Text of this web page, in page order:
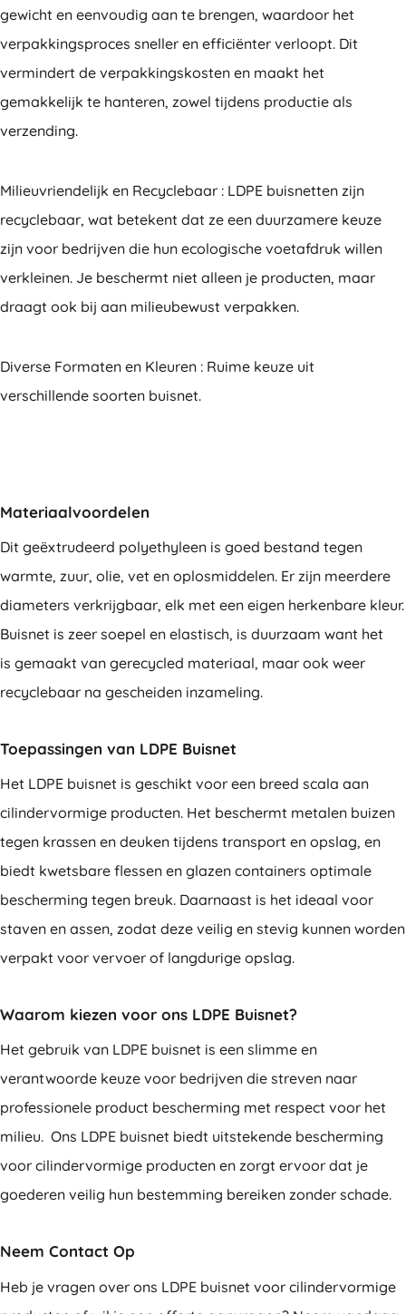
gewicht en eenvoudig aan te brengen, waardoor het
verpakkingsproces sneller en efficiënter verloopt. Dit
vermindert de verpakkingskosten en maakt het
gemakkelijk te hanteren, zowel tijdens productie als
verzending.
Milieuvriendelijk en Recyclebaar : LDPE buisnetten zijn
recyclebaar, wat betekent dat ze een duurzamere keuze
zijn voor bedrijven die hun ecologische voetafdruk willen
verkleinen. Je beschermt niet alleen je producten, maar
draagt ook bij aan milieubewust verpakken.
Diverse Formaten en Kleuren : Ruime keuze uit
verschillende soorten buisnet.
Materiaalvoordelen
Dit geëxtrudeerd polyethyleen is goed bestand tegen
warmte, zuur, olie, vet en oplosmiddelen. Er zijn meerdere
diameters verkrijgbaar, elk met een eigen herkenbare kleur.
Buisnet is zeer soepel en elastisch, is duurzaam want het
is gemaakt van gerecycled materiaal, maar ook weer
recyclebaar na gescheiden inzameling.
Toepassingen van LDPE Buisnet
Het LDPE buisnet is geschikt voor een breed scala aan
cilindervormige producten. Het beschermt metalen buizen
tegen krassen en deuken tijdens transport en opslag, en
biedt kwetsbare flessen en glazen containers optimale
bescherming tegen breuk. Daarnaast is het ideaal voor
staven en assen, zodat deze veilig en stevig kunnen worden
verpakt voor vervoer of langdurige opslag.
Waarom kiezen voor ons LDPE Buisnet?
Het gebruik van LDPE buisnet is een slimme en
verantwoorde keuze voor bedrijven die streven naar
professionele product bescherming met respect voor het
milieu. Ons LDPE buisnet biedt uitstekende bescherming
voor cilindervormige producten en zorgt ervoor dat je
goederen veilig hun bestemming bereiken zonder schade.
Neem Contact Op
Heb je vragen over ons LDPE buisnet voor cilindervormige